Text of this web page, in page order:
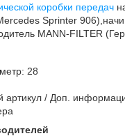
коробки передач
Sprinter
MANN-FILTER
28
артикул / Доп.